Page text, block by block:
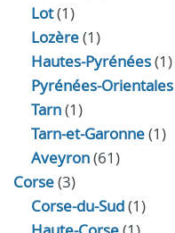
Lot(1)
Lozère(1)
Hautes-Pyrénées(1)
Pyrénées-Orientales
Tarn(1)
Tarn-et-Garonne(1)
Aveyron(61)
Corse(3)
Corse-du-Sud(1)